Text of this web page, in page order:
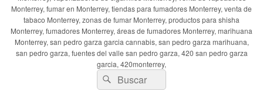
Monterrey, fumar en Monterrey, tiendas para fumadores Monterrey, venta de
tabaco Monterrey, zonas de fumar Monterrey, productos para shisha
Monterrey, fumadores Monterrey, áreas de fumadores Monterrey, marihuana
Monterrey, san pedro garza garcia cannabis, san pedro garza marihuana,
san pedro garza, fuentes del valle san pedro garza, 420 san pedro garza
garcia, 420monterrey,
Buscar
por:
Buscar